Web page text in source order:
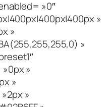
»0″
»
»
»
»
»
»